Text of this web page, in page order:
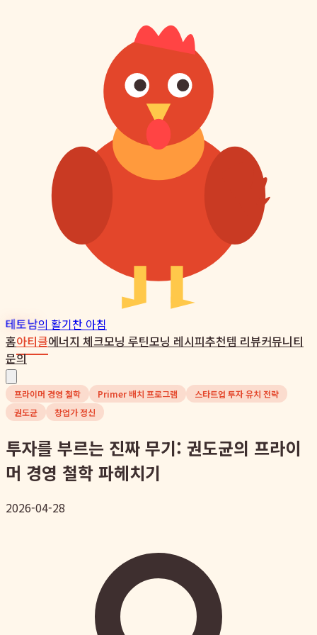
테토남의 활기찬 아침
홈아티클에너지 체크모닝 루틴모닝 레시피추천템 리뷰커뮤니티
문의
프라이머 경영 철학 Primer 배치 프로그램
스타트업 투자 유치 전략
권도균
창업가 정신
투자를 부르는 진짜 무기: 권도균의 프라이
머 경영 철학 파헤치기
2026-04-28